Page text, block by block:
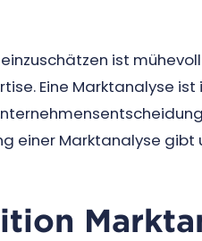
einzuschätzen ist
Eine Marktanalyse
einer Marktanalyse